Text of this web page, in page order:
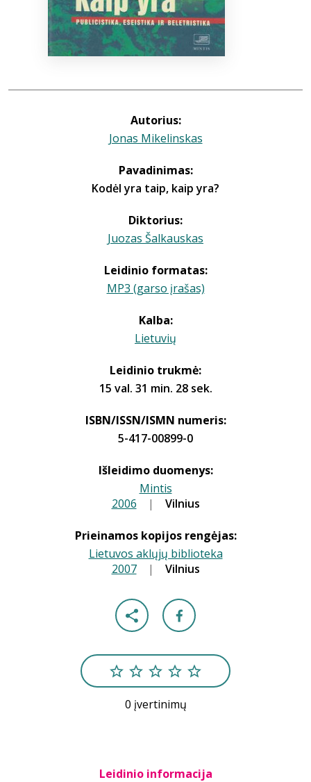
Autorius:
Jonas Mikelinskas
Pavadinimas:
Kodėl yra taip, kaip yra?
Diktorius:
Juozas Šalkauskas
Leidinio formatas:
MP3 (garso įrašas)
Kalba:
Lietuvių
Leidinio trukmė:
15 val. 31 min. 28 sek.
ISBN/ISSN/ISMN numeris:
5-417-00899-0
Išleidimo duomenys:
Mintis
2006 | Vilnius
Prieinamos kopijos rengėjas:
Lietuvos aklųjų biblioteka
2007 | Vilnius
0 įvertinimų
Leidinio informacija